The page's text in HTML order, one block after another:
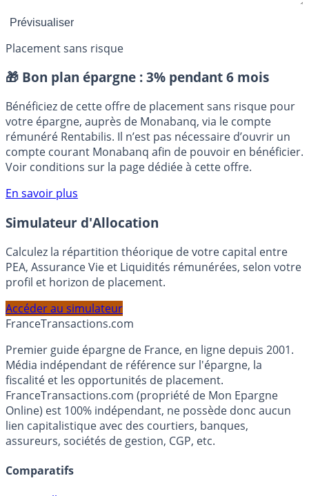
Placement sans risque
🎁 Bon plan épargne : 3% pendant 6 mois
Bénéficiez de cette offre de placement sans risque pour
votre épargne, auprès de Monabanq, via le compte
rémunéré Rentabilis. Il n’est pas nécessaire d’ouvrir un
compte courant Monabanq afin de pouvoir en bénéficier.
Voir conditions sur la page dédiée à cette offre.
En savoir plus
Simulateur d'Allocation
Calculez la répartition théorique de votre capital entre
PEA, Assurance Vie et Liquidités rémunérées, selon votre
profil et horizon de placement.
Accéder au simulateur
FranceTransactions.com
Premier guide épargne de France, en ligne depuis 2001.
Média indépendant de référence sur l'épargne, la
fiscalité et les opportunités de placement.
FranceTransactions.com (propriété de Mon Epargne
Online) est 100% indépendant, ne possède donc aucun
lien capitalistique avec des courtiers, banques,